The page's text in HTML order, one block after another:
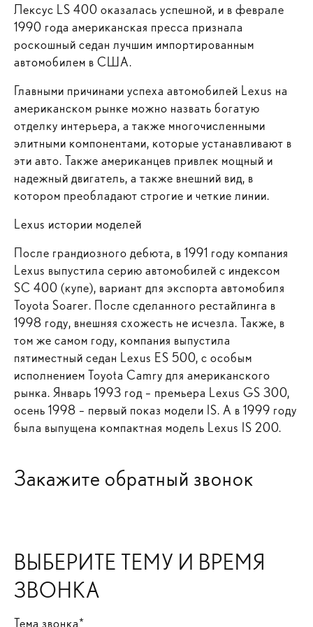
Лексус LS 400 оказалась успешной, и в феврале
1990 года американская пресса признала
роскошный седан лучшим импортированным
автомобилем в США.
Главными причинами успеха автомобилей Lexus на
американском рынке можно назвать богатую
отделку интерьера, а также многочисленными
элитными компонентами, которые устанавливают в
эти авто. Также американцев привлек мощный и
надежный двигатель, а также внешний вид, в
котором преобладают строгие и четкие линии.
Lexus истории моделей
После грандиозного дебюта, в 1991 году компания
Lexus выпустила серию автомобилей с индексом
SC 400 (купе), вариант для экспорта автомобиля
Toyota Soarer. После сделанного рестайлинга в
1998 году, внешняя схожесть не исчезла. Также, в
том же самом году, компания выпустила
пятиместный седан Lexus ES 500, с особым
исполнением Toyota Camry для американского
рынка. Январь 1993 год – премьера Lexus GS 300,
осень 1998 – первый показ модели IS. А в 1999 году
была выпущена компактная модель Lexus IS 200.
Закажите обратный звонок
ВЫБЕРИТЕ ТЕМУ И ВРЕМЯ
ЗВОНКА
Тема звонка*